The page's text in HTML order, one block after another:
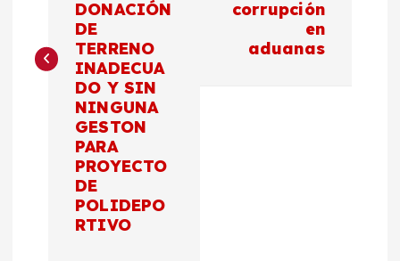
g
DONACIÓN
DE
TERRENO
INADECUA
DO Y SIN
NINGUNA
GESTON
PARA
PROYECTO
DE
POLIDEPO
RTIVO
corrupción
en
aduanas